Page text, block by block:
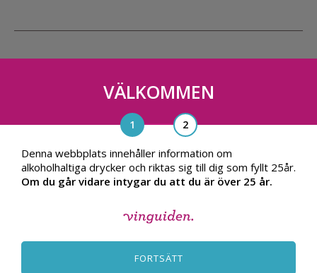
Vinguiden Nordic AB
Blasieholmsgatan 4A, 111 48, Stockholm
info@vinguiden.com
INTEGRITETSPOLICY
VÄLKOMMEN
Denna webbplats innehåller information om
alkoholhaltiga drycker och riktas sig till dig som fyllt 25år.
Om du går vidare intygar du att du är över 25 år.
FORTSÄTT